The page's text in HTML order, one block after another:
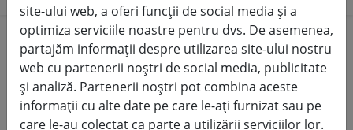
Home Lumânări LED pentru exterior
site-ului web, a oferi funcții de social media și a
optimiza serviciile noastre pentru dvs. De asemenea,
partajăm informații despre utilizarea site-ului nostru
web cu partenerii noștri de social media, publicitate
și analiză. Partenerii noștri pot combina aceste
informații cu alte date pe care le-ați furnizat sau pe
care le-au colectat ca parte a utilizării serviciilor lor.